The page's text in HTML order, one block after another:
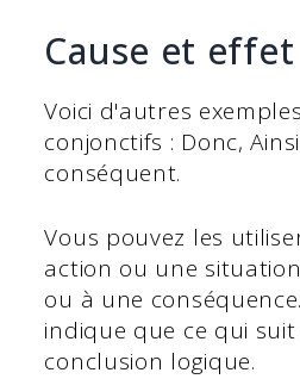
Cause et effet
Voici d'autres
conjonctifs : Donc,
conséquent.
Vous pouvez les
action ou une
ou à une
indique que ce qui
conclusion logique.